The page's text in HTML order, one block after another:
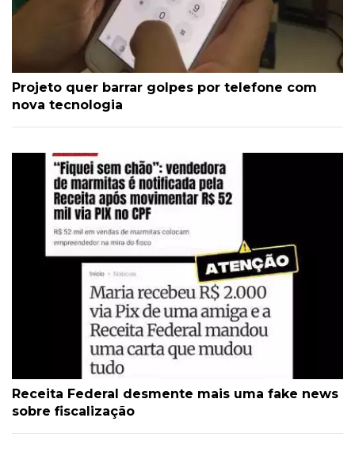
Projeto quer barrar golpes por telefone com
nova tecnologia
Receita Federal desmente mais uma fake news
sobre fiscalização